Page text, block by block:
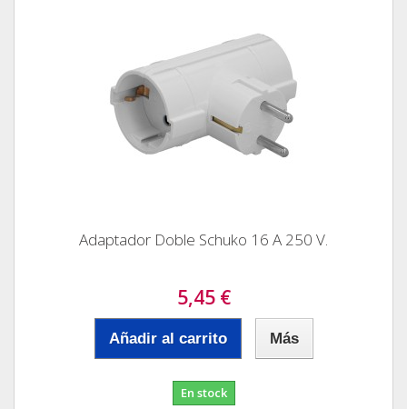
Adaptador Doble Schuko 16 A 250 V.
5,45 €
Añadir al carrito Más
En stock